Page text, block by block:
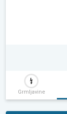
Grmljavine